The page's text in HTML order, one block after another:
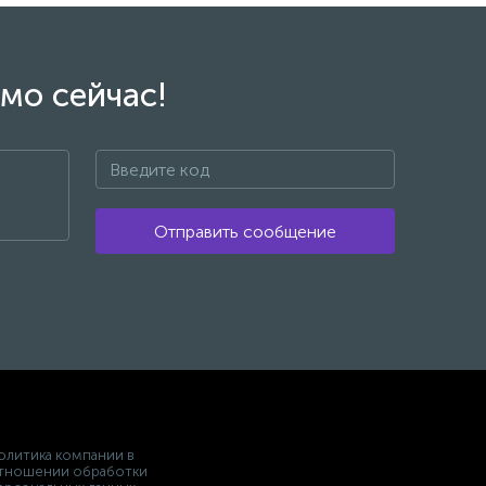
сейчас!
Отправить сообщение
компании в
обработки